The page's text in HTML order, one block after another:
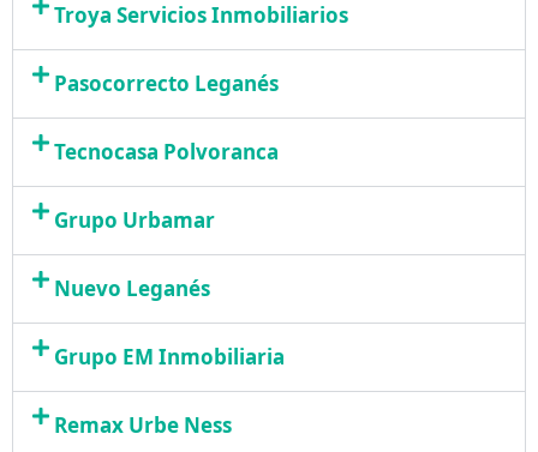
Troya Servicios Inmobiliarios
Pasocorrecto Leganés
Tecnocasa Polvoranca
Grupo Urbamar
Nuevo Leganés
Grupo EM Inmobiliaria
Remax Urbe Ness